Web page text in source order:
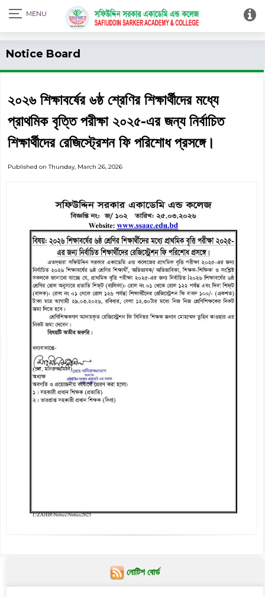
Print Admit Card
Notice Board
২০২৬ শিক্ষাবর্ষের ৬ষ্ঠ শ্রেণির শিক্ষার্থীদের মধ্যে
প্রাথমিক বৃত্তি পরীক্ষা ২০২৫-এর জন্য নির্বাচিত
শিক্ষার্থীদের রেজিস্ট্রেশন ফি পরিশোধ প্রসঙ্গে।
Published on Thursday, March 26, 2026
নোটিশ বোর্ড